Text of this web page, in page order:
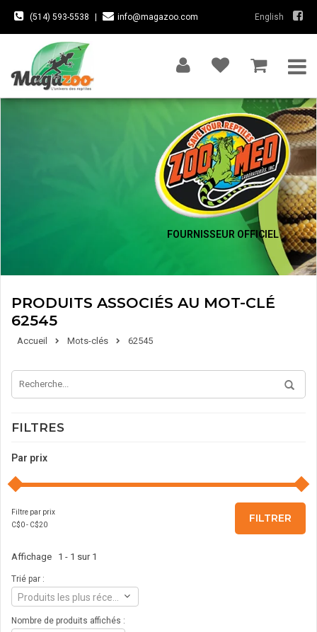
(514) 593-5538 info@magazoo.com English
FOURNISSEUR OFFICIEL
PRODUITS ASSOCIÉS AU MOT-CLÉ
62545
Accueil Mots-clés 62545
FILTRES
Par prix
Filtre par prix
C$0- C$20
FILTRER
Affichage 1 - 1 sur 1
Trié par :
Nombre de produits affichés :